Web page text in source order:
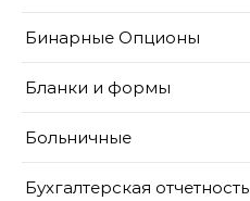
Бинарные Опционы
Бланки и формы
Больничные
Бухгалтерская отчетность